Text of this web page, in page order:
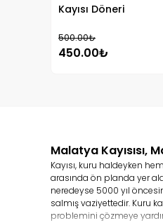
Kayısı Döneri
500.00₺
450.00₺
Malatya Kayısısı,
Kayısı, kuru haldeyken
arasında ön planda yer
neredeyse 5000 yıl
salmış vaziyettedir. Kuru
problemini çözmeye